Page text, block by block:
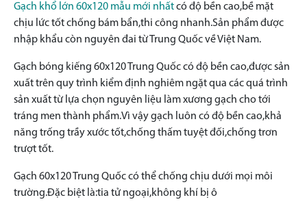
Gạch khổ lớn 60x120 mẫu mới nhấtcó độ bền cao,bề mặt
chịu lức tốt chống bám bẩn,thi công nhanh.Sản phẩm được
nhập khẩu còn nguyên đai từ Trung Quốc về Việt Nam.
Gạch bóng kiếng 60x120 Trung Quốc có độ bền cao,được sản
xuất trên quy trình kiểm định nghiêm ngặt qua các quá trình
sản xuất từ lựa chọn nguyên liệu làm xương gạch cho tới
tráng men thành phẩm.Vì vậy gạch luôn có độ bền cao,khả
năng trống trầy xước tốt,chống thấm tuyệt đối,chống trơn
trượt tốt.
Gạch 60x120 Trung Quốc có thể chống chịu dưới mọi môi
trường.Đặc biệt là:tia tử ngoại,không khí bị ô